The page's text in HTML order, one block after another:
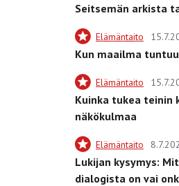
Seitsemän arkista
Elämäntaito
Kun maailma
Elämäntaito
Kuinka tukea
näkökulmaa
Elämäntaito
Lukijan kysymys:
dialogista on vai